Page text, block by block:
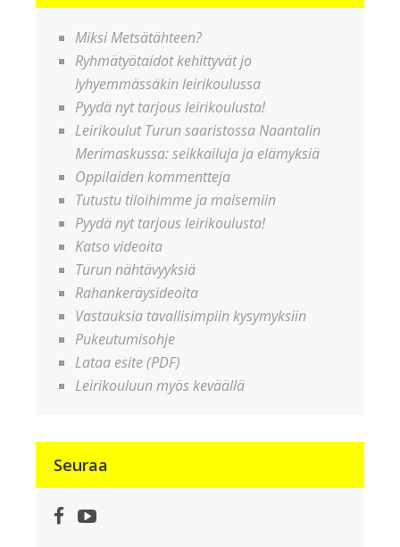
Miksi Metsätähteen?
Ryhmätyötaidot kehittyvät jo
lyhyemmässäkin leirikoulussa
Pyydä nyt tarjous leirikoulusta!
Leirikoulut Turun saaristossa Naantalin
Merimaskussa: seikkailuja ja elämyksiä
Oppilaiden kommentteja
Tutustu tiloihimme ja maisemiin
Pyydä nyt tarjous leirikoulusta!
Katso videoita
Turun nähtävyyksiä
Rahankeräysideoita
Vastauksia tavallisimpiin kysymyksiin
Pukeutumisohje
Lataa esite (PDF)
Leirikouluun myös keväällä
Seuraa
Facebook
YouTube